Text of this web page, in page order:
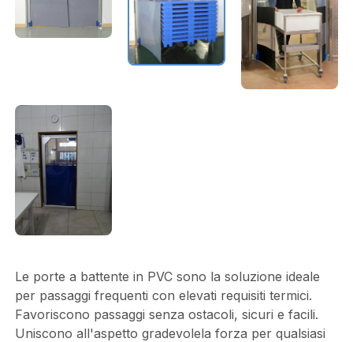
Le porte a battente in PVC sono la soluzione ideale
per passaggi frequenti con elevati requisiti termici.
Favoriscono passaggi senza ostacoli, sicuri e facili.
Uniscono all'aspetto gradevolela forza per qualsiasi